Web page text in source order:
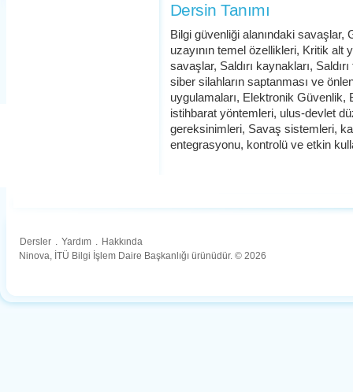
Dersin Tanımı
Bilgi güvenliği alanındaki
uzayının temel özellikleri, Kritik
savaşlar, Saldırı kaynakları,
siber silahların saptanması ve
uygulamaları, Elektronik Güvenlik,
istihbarat yöntemleri, ulus-devlet
gereksinimleri, Savaş sistemleri,
entegrasyonu, kontrolü ve etkin
Dersler . Yardım . Hakkında
Ninova, İTÜ Bilgi İşlem Daire Başkanlığı ürünüdür. © 2026